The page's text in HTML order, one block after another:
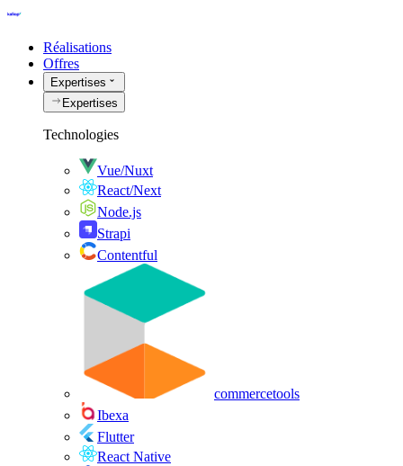
Réalisations
Offres
Expertises
Expertises
Technologies
Vue/Nuxt
React/Next
Node.js
Strapi
Contentful
commercetools
Ibexa
Flutter
React Native